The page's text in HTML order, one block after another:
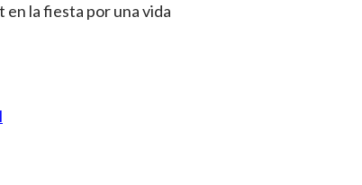
la fiesta por una vida